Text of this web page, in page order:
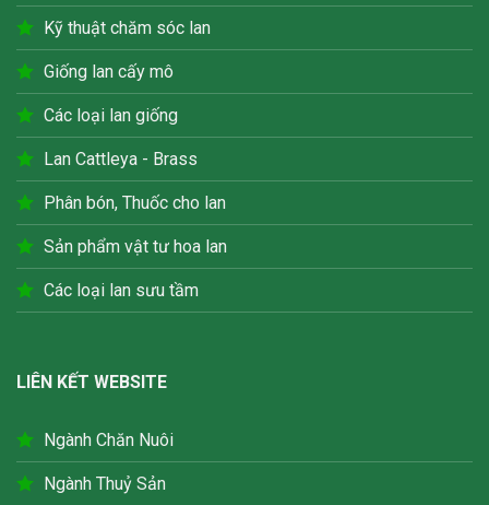
Kỹ thuật chăm sóc lan
Giống lan cấy mô
Các loại lan giống
Lan Cattleya - Brass
Phân bón, Thuốc cho lan
Sản phẩm vật tư hoa lan
Các loại lan sưu tầm
LIÊN KẾT WEBSITE
Ngành Chăn Nuôi
Ngành Thuỷ Sản